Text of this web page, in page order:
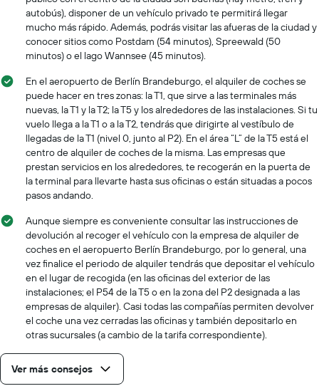
autobús), disponer de un vehículo privado te permitirá llegar
mucho más rápido. Además, podrás visitar las afueras de la ciudad y
conocer sitios como Postdam (54 minutos), Spreewald (50
minutos) o el lago Wannsee (45 minutos).
En el aeropuerto de Berlín Brandeburgo, el alquiler de coches se
puede hacer en tres zonas: la T1, que sirve a las terminales más
nuevas, la T1 y la T2; la T5 y los alrededores de las instalaciones. Si tu
vuelo llega a la T1 o a la T2, tendrás que dirigirte al vestíbulo de
llegadas de la T1 (nivel 0, junto al P2). En el área “L” de la T5 está el
centro de alquiler de coches de la misma. Las empresas que
prestan servicios en los alrededores, te recogerán en la puerta de
la terminal para llevarte hasta sus oficinas o están situadas a pocos
pasos andando.
Aunque siempre es conveniente consultar las instrucciones de
devolución al recoger el vehículo con la empresa de alquiler de
coches en el aeropuerto Berlín Brandeburgo, por lo general, una
vez finalice el periodo de alquiler tendrás que depositar el vehículo
en el lugar de recogida (en las oficinas del exterior de las
instalaciones; el P54 de la T5 o en la zona del P2 designada a las
empresas de alquiler). Casi todas las compañías permiten devolver
el coche una vez cerradas las oficinas y también depositarlo en
otras sucursales (a cambio de la tarifa correspondiente).
Ver más consejos